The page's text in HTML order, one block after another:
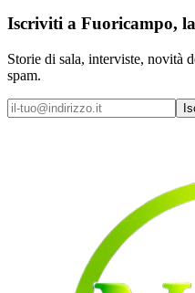
Iscriviti a Fuoricampo,
Storie di sala, interviste, novità
spam.